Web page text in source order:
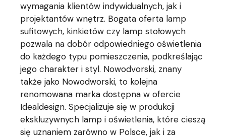
wymagania klientów indywidualnych, jak i
projektantów wnętrz. Bogata oferta lamp
sufitowych, kinkietów czy lamp stołowych
pozwala na dobór odpowiedniego oświetlenia
do każdego typu pomieszczenia, podkreślając
jego charakter i styl. Nowodvorski, znany
także jako Nowodworski, to kolejna
renomowana marka dostępna w ofercie
Idealdesign. Specjalizuje się w produkcji
ekskluzywnych lamp i oświetlenia, które cieszą
się uznaniem zarówno w Polsce, jak i za